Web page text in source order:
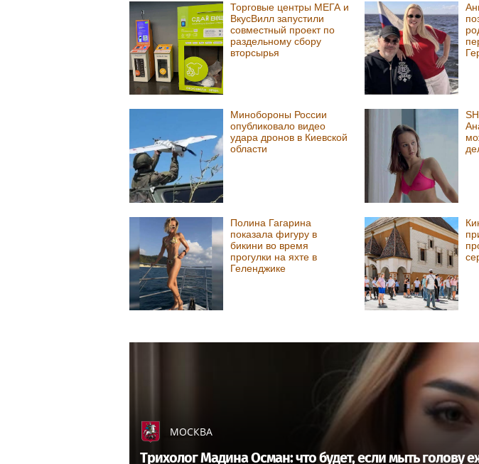
Торговые центры МЕГА и
ВкусВилл запустили
совместный проект по
раздельному сбору
вторсырья
Минобороны России
опубликовало видео
удара дронов в Киевской
области
Полина Гагарина
показала фигуру в
бикини во время
прогулки на яхте в
Геленджике
МОСКВА
Трихолог Мадина Осман: что будет, если мыть голову